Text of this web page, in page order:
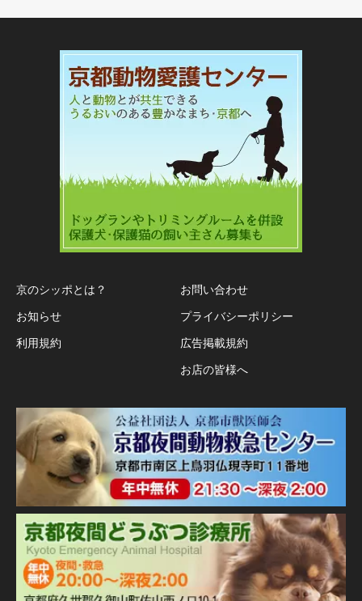
京のシッポとは？
お知らせ
利用規約
お問い合わせ
プライバシーポリシー
広告掲載規約
お店の皆様へ